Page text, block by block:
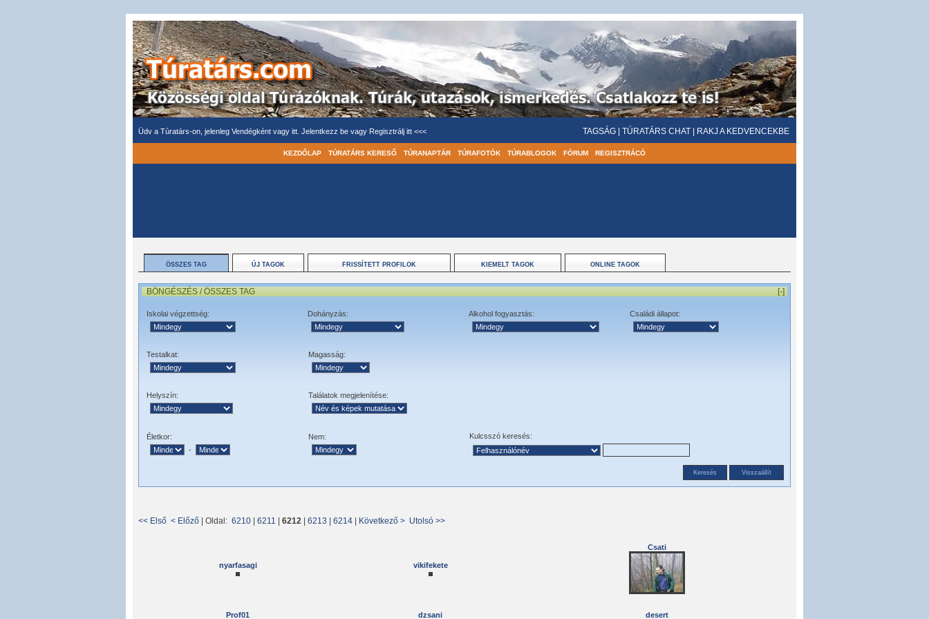
Üdv a Túratárs-on, jelenleg Vendégként vagy itt. Jelentkezz be vagy Regisztrálj itt <<< TAGSÁG TÚRATÁRS CHAT RAKJ A KEDVENCEKBE
KEZDŐLAP TÚRATÁRS KERESŐ TÚRANAPTÁR TÚRAFOTÓK TÚRABLOGOK FÓRUM REGISZTRÁCÓ
ÖSSZES TAG ÚJ TAGOK FRISSÍTETT PROFILOK KIEMELT TAGOK ONLINE TAGOK
BÖNGÉSZÉS / ÖSSZES TAG [-]
Iskolai végzettség: Dohányzás: Alkohol fogyasztás: Családi állapot:
Testalkat: Magasság:
Helyszín: Találatok megjelenítése:
Életkor:
-
Nem: Kulcsszó keresés:
<< Első < Előző | Oldal: 6210 6211 6212 6213 6214 Következő > Utolsó >>
nyarfasagi vikifekete
Csati
Prof01 dzsani desert